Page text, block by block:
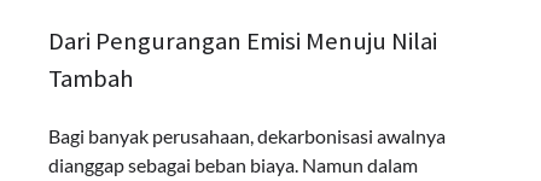
Dari Pengurangan Emisi Menuju Nilai
Tambah
Bagi banyak perusahaan, dekarbonisasi awalnya
dianggap sebagai beban biaya. Namun dalam